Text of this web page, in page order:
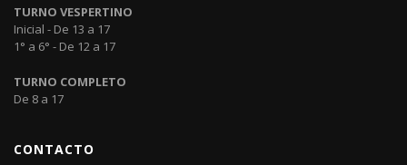
TURNO VESPERTINO
Inicial - De 13 a 17
1° a 6° - De 12 a 17
TURNO COMPLETO
De 8 a 17
CONTACTO